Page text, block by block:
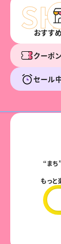
おすす
クーポ
セール
“まち
もっと